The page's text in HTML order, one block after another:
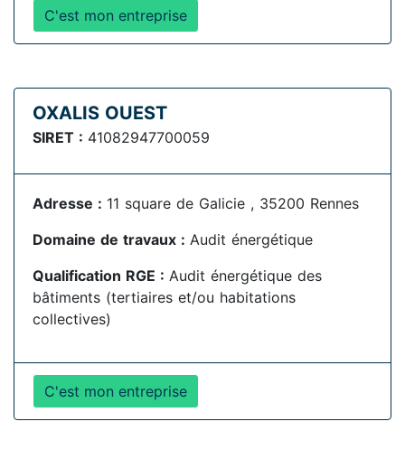
C'est mon entreprise
OXALIS OUEST
SIRET : 41082947700059
Adresse : 11 square de Galicie , 35200 Rennes
Domaine de travaux : Audit énergétique
Qualification RGE : Audit énergétique des
bâtiments (tertiaires et/ou habitations
collectives)
C'est mon entreprise